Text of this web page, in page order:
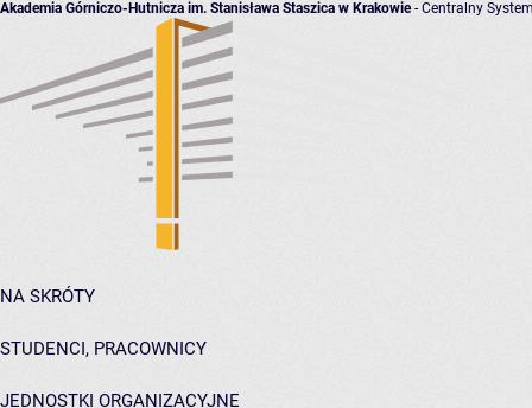
Akademia Górniczo-Hutnicza im. Stanisława Staszica w Krakowie- Centralny
NA SKRÓTY
STUDENCI, PRACOWNICY
JEDNOSTKI ORGANIZACYJNE